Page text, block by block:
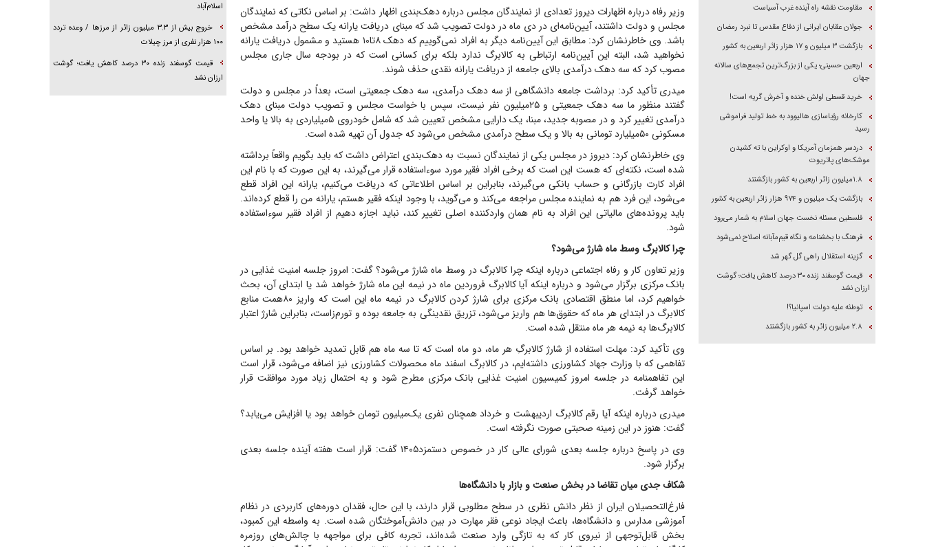
وزیر رفاه درباره اظهارات دیروز تعدادی از نمایندگان مجلس درباره دهک‌بندی اظهار داشت: بر اساس نکاتی که نمایندگان
مجلس و دولت داشتند، آیین‌نامه‌ای در دی ماه در دولت تصویب شد که مبنای دریافت یارانه یک سطح درآمد مشخص
باشد. وی خاطرنشان کرد: مطابق این آیین‌نامه دیگر به افراد نمی‌گوییم که دهک ۸تا۱۰ هستید و مشمول دریافت یارانه
نخواهید شد، البته این آیین‌نامه ارتباطی به کالابرگ ندارد بلکه برای کسانی است که در بودجه سال جاری مجلس
مصوب کرد که سه دهک درآمدی بالای جامعه از دریافت یارانه نقدی حذف شوند.
میدری تأکید کرد: برداشت جامعه دانشگاهی از سه دهک درآمدی، سه دهک جمعیتی است، بعداً در مجلس و دولت
گفتند منظور ما سه دهک جمعیتی و ۲۵‌میلیون نفر نیست، سپس با خواست مجلس و تصویب دولت مبنای دهک
درآمدی تغییر کرد و در مصوبه جدید، مبنا، یک دارایی مشخص تعیین شد که شامل خودروی ۵‌میلیاردی به بالا یا واحد
مسکونی ۵۰‌میلیارد تومانی به بالا و یک سطح درآمدی مشخص می‌شود که جدول آن تهیه شده است.
وی خاطرنشان کرد: دیروز در مجلس یکی از نمایندگان نسبت به دهک‌بندی اعتراض داشت که باید بگویم واقعاً برداشته
شده است، نکته‌ای که هست این است که برخی افراد فقیر مورد سوءاستفاده قرار می‌گیرند، به این صورت که با نام این
افراد کارت بازرگانی و حساب بانکی می‌گیرند، بنابراین بر اساس اطلاعاتی که دریافت می‌کنیم، یارانه این افراد قطع
می‌شود، این فرد هم به نماینده مجلس مراجعه می‌کند و می‌گوید، با وجود اینکه فقیر هستم، یارانه من را قطع کرده‌اند.
باید پرونده‌های مالیاتی این افراد به نام همان واردکننده اصلی تغییر کند، نباید اجازه دهیم از افراد فقیر سوءاستفاده
شود.
چرا کالابرگ وسط ماه شارژ می‌شود؟
وزیر تعاون کار و رفاه اجتماعی درباره اینکه چرا کالابرگ در وسط ماه شارژ می‌شود؟ گفت: امروز جلسه امنیت غذایی در
بانک مرکزی برگزار می‌شود و درباره اینکه آیا کالابرگ فروردین ماه در نیمه این ماه شارژ خواهد شد یا ابتدای آن، بحث
خواهیم کرد، اما منطق اقتصادی بانک مرکزی برای شارژ کردن کالابرگ در نیمه ماه این است که واریز ۸۰همت منابع
کالابرگ در ابتدای هر ماه که حقوق‌ها هم واریز می‌شود، تزریق نقدینگی به جامعه بوده و تورم‌زاست، بنابراین شارژ اعتبار
کالابرگ‌ها به نیمه هر ماه منتقل شده است.
وی تأکید کرد: مهلت استفاده از شارژ کالابرگِ هر ماه، دو ماه است که تا سه ماه هم قابل تمدید خواهد بود. بر اساس
تفاهمی که با وزارت جهاد کشاورزی داشته‌ایم، در کالابرگ اسفند ماه محصولات کشاورزی نیز اضافه می‌شود، قرار است
این تفاهمنامه در جلسه امروز کمیسیون امنیت غذایی بانک مرکزی مطرح شود و به احتمال زیاد مورد موافقت قرار
خواهد گرفت.
میدری درباره اینکه آیا رقم کالابرگ اردیبهشت و خرداد همچنان نفری یک‌میلیون تومان خواهد بود یا افزایش می‌یابد؟
گفت: هنوز در این زمینه صحبتی صورت نگرفته است.
وی در پاسخ درباره جلسه بعدی شورای عالی کار در خصوص دستمزد۱۴۰۵ گفت: قرار است هفته آینده جلسه بعدی
برگزار شود.
شکاف جدی میان تقاضا در بخش صنعت و بازار با دانشگاه‌ها
فارغ‌التحصیلان ایران از نظر دانش نظری در سطح مطلوبی قرار دارند، با این حال، فقدان دوره‌های کاربردی در نظام
آموزشی مدارس و دانشگاه‌ها، باعث ایجاد نوعی فقر مهارت در بین دانش‌آموختگان شده است. به واسطه این کمبود،
بخش قابل‌توجهی از نیروی کار که به تازگی وارد صنعت شده‌اند، تجربه کافی برای مواجهه با چالش‌های روزمره
مقاومت نقشه راه آینده غرب آسیاست
جولان عقابان ایرانی از دفاع مقدس تا نبرد رمضان
بازگشت ۳ میلیون و ۱۷ هزار زائر اربعین به کشور
اربعین حسینی؛ یکی از بزرگ‌ترین تجمع‌های سالانه
جهان
خرید قسطی اولش خنده و آخرش گریه است!
کارخانه رؤیاسازی هالیوود به خط تولید فراموشی
رسید
دردسر همزمان آمریکا و اوکراین با ته کشیدن
موشک‌های پاتریوت
۱.۸میلیون زائر اربعین به کشور بازگشتند
بازگشت یک میلیون و ۹۷۴ هزار زائر اربعین به کشور
فلسطین مسئله نخست جهان اسلام به شمار می‌رود
فرهنگ با بخشنامه و نگاه قیم‌مآبانه اصلاح نمی‌شود
گزینه استقلال راهی گل گهر شد
قیمت گوسفند زنده ۳۰ درصد کاهش یافت؛ گوشت
ارزان نشد
توطئه علیه دولت اسپانیا؟!
۲.۸ میلیون زائر به کشور بازگشتند
اسلام‌آباد
خروج بیش از ۳.۳ میلیون زائر از مرز‌ها / وعده تردد
۱۰۰ هزار نفری از مرز چیلات
قیمت گوسفند زنده ۳۰ درصد کاهش یافت؛ گوشت
ارزان نشد